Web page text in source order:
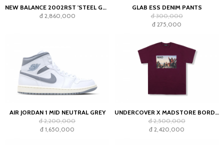
NEW BALANCE 2002RST 'STEEL GREY'
đ 2,860,000
GLAB ESS DENIM PANTS
đ 300,000
đ 275,000
AIR JORDAN 1 MID NEUTRAL GREY
đ 2,200,000
đ 1,650,000
UNDERCOVER X MADSTORE BORDEAUX T-SHIRT
đ 2,500,000
đ 2,420,000